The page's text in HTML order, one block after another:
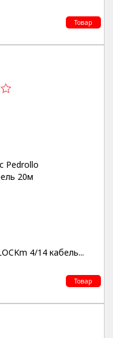
Товар
4/14 кабель...
Товар